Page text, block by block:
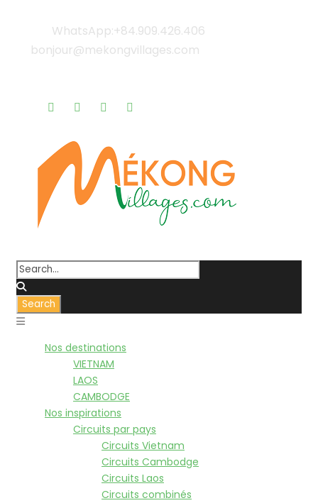
WhatsApp:+84.909.426.406
bonjour@mekongvillages.com
Nos destinations
VIETNAM
LAOS
CAMBODGE
Nos inspirations
Circuits par pays
Circuits Vietnam
Circuits Cambodge
Circuits Laos
Circuits combinés